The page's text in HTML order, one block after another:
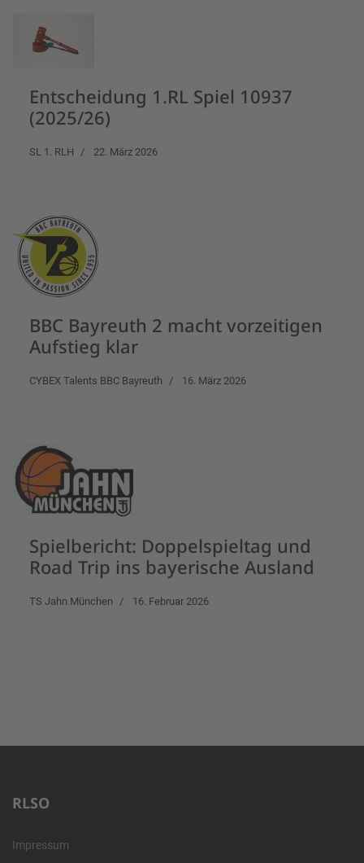
Entscheidung 1.RL Spiel 10937
(2025/26)
SL 1. RLH 22. März 2026
BBC Bayreuth 2 macht vorzeitigen
Aufstieg klar
CYBEX Talents BBC Bayreuth 16. März 2026
Spielbericht: Doppelspieltag und
Road Trip ins bayerische Ausland
TS Jahn München 16. Februar 2026
RLSO
Impressum